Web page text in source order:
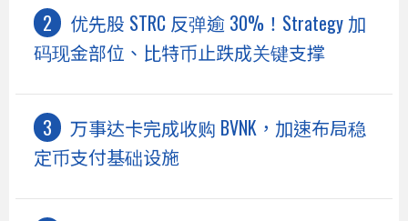
优先股 STRC 反弹逾 30%！Strategy 加
码现金部位、比特币止跌成关键支撑
万事达卡完成收购 BVNK，加速布局稳
定币支付基础设施